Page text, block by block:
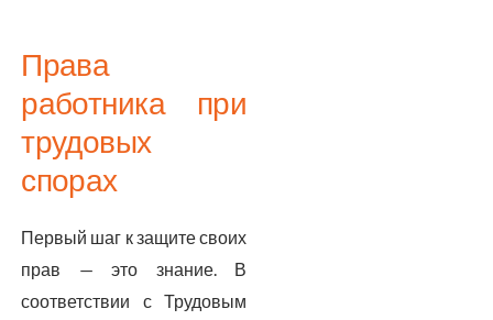
Права
работника при
трудовых
спорах
Первый шаг к защите своих
прав — это знание. В
соответствии с Трудовым